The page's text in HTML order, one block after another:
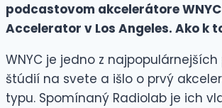
podcastovom akcelerátore
Accelerator v Los Angeles. Ako k
WNYC je jedno z
štúdií na svete a išlo o prvý
typu. Spomínaný Radiolab je ich